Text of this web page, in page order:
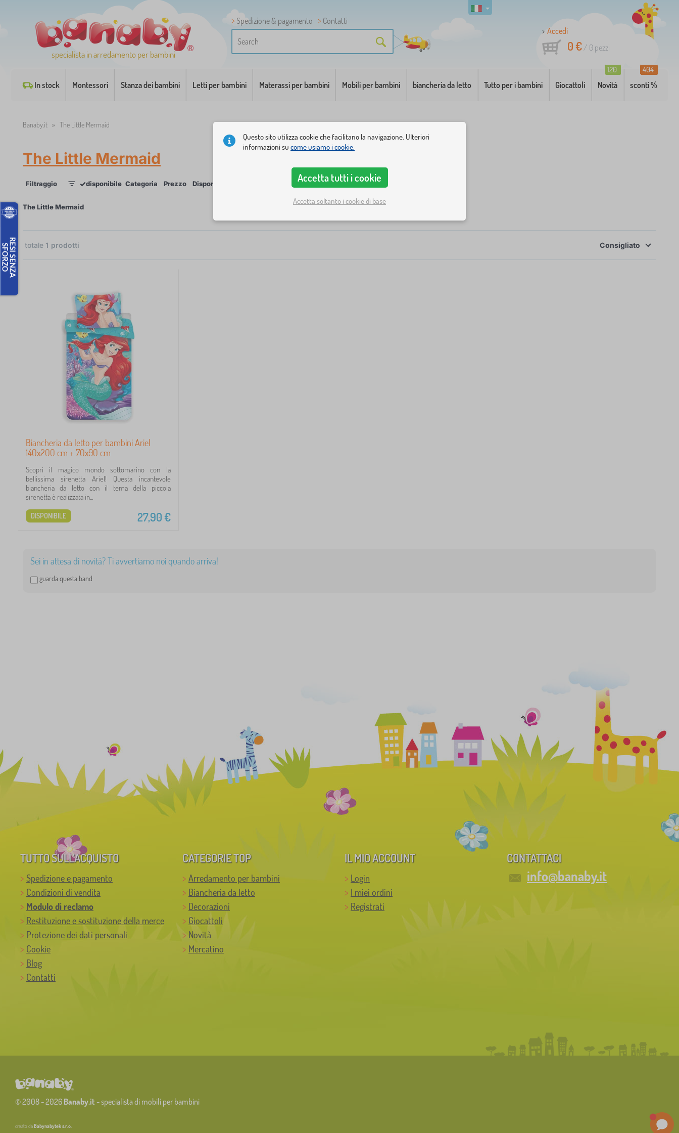
specialista in arredamento per bambini
Spedizione & pagamento
Contatti
Accedi
0 €/ 0 pezzi
In stock Montessori Stanza dei bambini Letti per bambini Materassi per bambini Mobili per bambini biancheria da letto Tutto per i bambini Giocattoli Novità
120
sconti %
404
Banaby.it » The Little Mermaid
The Little Mermaid
Filtraggio ✓disponibile Categoria Prezzo Disponibilità Personaggi delle fiabe 1
1
The Little Mermaid
totale 1 prodotti
Biancheria da letto per bambini Ariel
140x200 cm + 70x90 cm
Scopri il magico mondo sottomarino con la
bellissima sirenetta Ariel! Questa incantevole
biancheria da letto con il tema della piccola
sirenetta è realizzata in...
27,90€
DISPONIBILE
Sei in attesa di novità? Ti avvertiamo noi quando arriva!
guarda questa band
TUTTO SULL’ACQUISTO
Spedizione e pagamento
Condizioni di vendita
Modulo di reclamo
Restituzione e sostituzione della merce
Protezione dei dati personali
Cookie
Blog
Contatti
CATEGORIE TOP
Arredamento per bambini
Biancheria da letto
Decorazioni
Giocattoli
Novità
Mercatino
IL MIO ACCOUNT
Login
I miei ordini
Registrati
CONTATTACI
info@banaby.it
© 2008 - 2026 Banaby.it - specialista di mobili per bambini
creato daBabynabytek s.r.o.
Questo sito utilizza cookie che facilitano la navigazione. Ulteriori
informazioni su come usiamo i cookie.
Accetta tutti i cookie
Accetta soltanto i cookie di base